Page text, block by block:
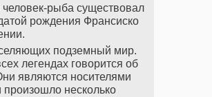
человек-рыба существовал
рождения Франсиско
подземный мир.
легендах говорится об
являются носителями
несколько